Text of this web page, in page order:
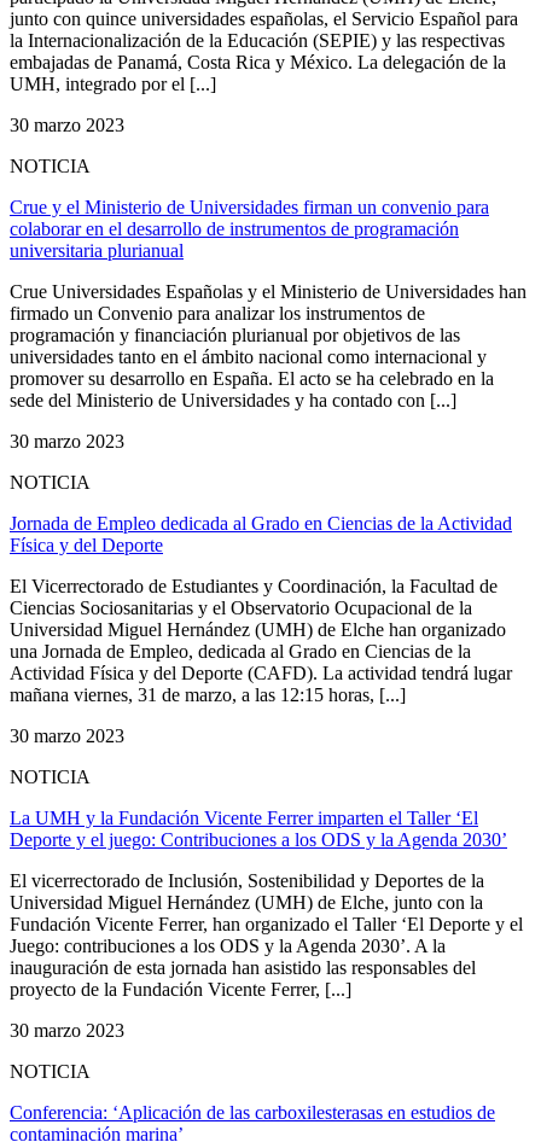
junto con quince universidades españolas, el Servicio Español para
la Internacionalización de la Educación (SEPIE) y las respectivas
embajadas de Panamá, Costa Rica y México. La delegación de la
UMH, integrado por el [...]
30 marzo 2023
NOTICIA
Crue y el Ministerio de Universidades firman un convenio para
colaborar en el desarrollo de instrumentos de programación
universitaria plurianual
Crue Universidades Españolas y el Ministerio de Universidades han
firmado un Convenio para analizar los instrumentos de
programación y financiación plurianual por objetivos de las
universidades tanto en el ámbito nacional como internacional y
promover su desarrollo en España. El acto se ha celebrado en la
sede del Ministerio de Universidades y ha contado con [...]
30 marzo 2023
NOTICIA
Jornada de Empleo dedicada al Grado en Ciencias de la Actividad
Física y del Deporte
El Vicerrectorado de Estudiantes y Coordinación, la Facultad de
Ciencias Sociosanitarias y el Observatorio Ocupacional de la
Universidad Miguel Hernández (UMH) de Elche han organizado
una Jornada de Empleo, dedicada al Grado en Ciencias de la
Actividad Física y del Deporte (CAFD). La actividad tendrá lugar
mañana viernes, 31 de marzo, a las 12:15 horas, [...]
30 marzo 2023
NOTICIA
La UMH y la Fundación Vicente Ferrer imparten el Taller ‘El
Deporte y el juego: Contribuciones a los ODS y la Agenda 2030’
El vicerrectorado de Inclusión, Sostenibilidad y Deportes de la
Universidad Miguel Hernández (UMH) de Elche, junto con la
Fundación Vicente Ferrer, han organizado el Taller ‘El Deporte y el
Juego: contribuciones a los ODS y la Agenda 2030’. A la
inauguración de esta jornada han asistido las responsables del
proyecto de la Fundación Vicente Ferrer, [...]
30 marzo 2023
NOTICIA
Conferencia: ‘Aplicación de las carboxilesterasas en estudios de
contaminación marina’